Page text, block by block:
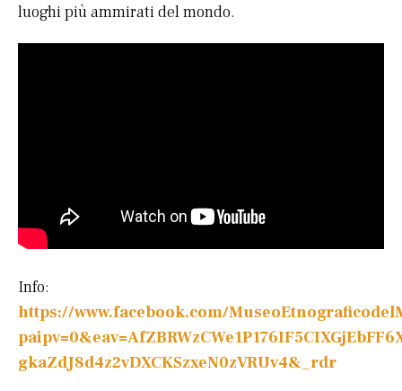
luoghi più ammirati del mondo.
Info:
https://www.facebook.com/
gkaZdJ8d4z2vDXCKSzxeN0zVRUv4&_rdr